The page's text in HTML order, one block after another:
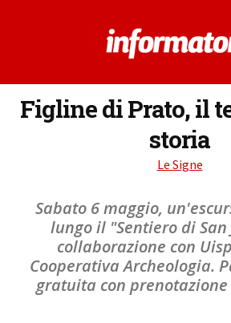
Figline di Prato, il
storia
Le Signe
Sabato 6 maggio,
lungo il "Sentiero di San
collaborazione con
Cooperativa Archeologia.
gratuita con